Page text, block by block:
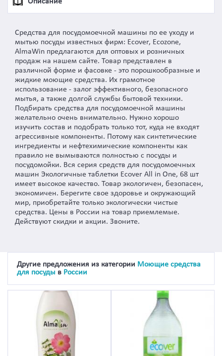
Средства для посудомоечной машины по ее уходу и
мытью посуды известных фирм: Ecover, Ecozone,
AlmaWin предлагаются для оптовых и розничных
продаж на нашем сайте. Товар представлен в
различной форме и фасовке - это порошкообразные и
жидкие моющие средства. Их грамотное
использование - залог эффективного, безопасного
мытья, а также долгой службы бытовой техники.
Подбирать средства для посудомоечной машины
желательно очень внимательно. Нужно хорошо
изучить состав и подобрать только тот, куда не входят
агрессивные компоненты. Потому как синтетические
ингредиенты и нефтехимические компоненты как
правило не вымываются полностью с посуды и
посудомойки. Вся серия средств для посудомоечных
машин Экологичные таблетки Ecover All in One, 68 шт
имеет высокое качество. Товар экологичен, безопасен,
экономичен. Берегите свое здоровье и окружающий
мир, приобретайте только экологически чистые
средства. Цены в России на товар приемлемые.
Действуют скидки и акции. Звоните.
Другие предложения из категории Моющие средства
для посуды в России